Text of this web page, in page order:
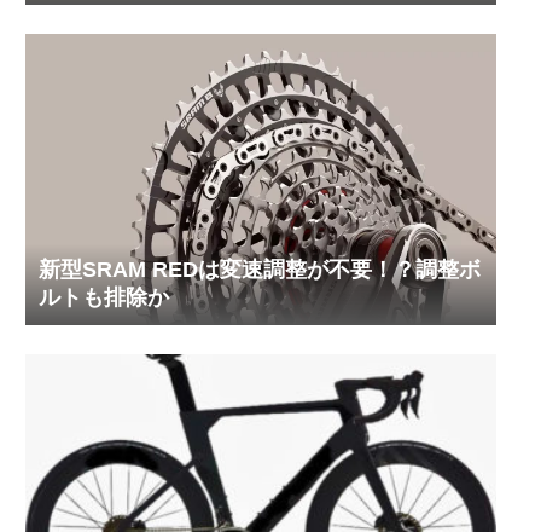
新型SRAM REDは変速調整が不要！？調整ボ
ルトも排除か